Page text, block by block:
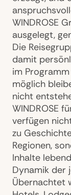
WINDROSE
ausgelegt,
Die
damit
im
möglich
nicht
WINDROSE
verfügen
zu
Regionen,
Inhalte
Dynamik der
Übernachtet